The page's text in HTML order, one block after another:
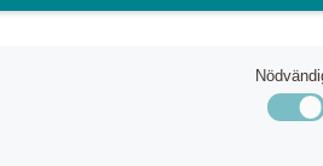
och man började tillverka porslin
tyske porslinsmakaren Johann
i Europa (efter Meissen,